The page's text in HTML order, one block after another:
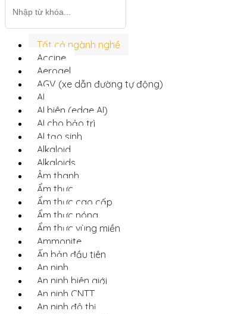
Tất cả ngành nghề
Accine
Aerogel
AGV (xe dẫn đường tự động)
AI
AI biên (edge AI)
AI cho bảo trì
AI tạo sinh
Alkaloid
Alkaloids
Âm thanh
Ẩm thực
Ẩm thực cao cấp
Ẩm thực nóng
Ẩm thực vùng miền
Ammonite
Ấn bản đầu tiên
An ninh
An ninh biên giới
An ninh CNTT
An ninh đô thị